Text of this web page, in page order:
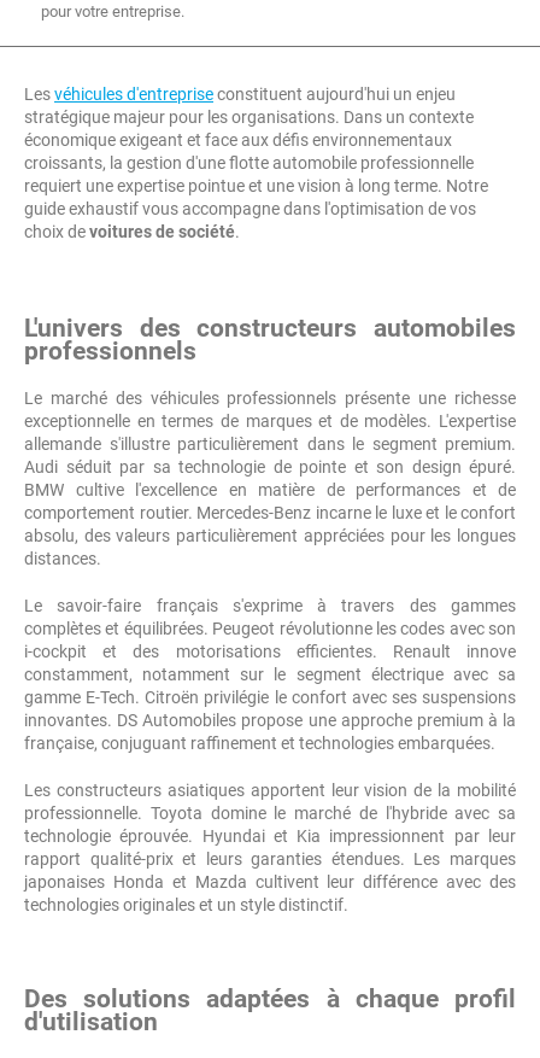
pour votre entreprise.
Lesvéhicules d'entrepriseconstituent aujourd'hui un enjeu
stratégique majeur pour les organisations. Dans un contexte
économique exigeant et face aux défis environnementaux
croissants, la gestion d'une flotte automobile professionnelle
requiert une expertise pointue et une vision à long terme. Notre
guide exhaustif vous accompagne dans l'optimisation de vos
choix devoitures de société.
L'univers des constructeurs automobiles
professionnels
Le marché des véhicules professionnels présente une richesse
exceptionnelle en termes de marques et de modèles. L'expertise
allemande s'illustre particulièrement dans le segment premium.
Audi séduit par sa technologie de pointe et son design épuré.
BMW cultive l'excellence en matière de performances et de
comportement routier. Mercedes-Benz incarne le luxe et le confort
absolu, des valeurs particulièrement appréciées pour les longues
distances.
Le savoir-faire français s'exprime à travers des gammes
complètes et équilibrées. Peugeot révolutionne les codes avec son
i-cockpit et des motorisations efficientes. Renault innove
constamment, notamment sur le segment électrique avec sa
gamme E-Tech. Citroën privilégie le confort avec ses suspensions
innovantes. DS Automobiles propose une approche premium à la
française, conjuguant raffinement et technologies embarquées.
Les constructeurs asiatiques apportent leur vision de la mobilité
professionnelle. Toyota domine le marché de l'hybride avec sa
technologie éprouvée. Hyundai et Kia impressionnent par leur
rapport qualité-prix et leurs garanties étendues. Les marques
japonaises Honda et Mazda cultivent leur différence avec des
technologies originales et un style distinctif.
Des solutions adaptées à chaque profil
d'utilisation